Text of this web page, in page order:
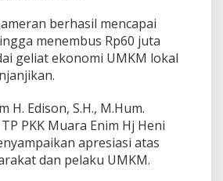
d
n
K
o
e
r
a
s
i
berhasil mencapai
menembus Rp60 juta
geliat ekonomi UMKM lokal
H. Edison, S.H., M.Hum.
PKK Muara Enim Hj Heni
apresiasi atas
dan pelaku UMKM.